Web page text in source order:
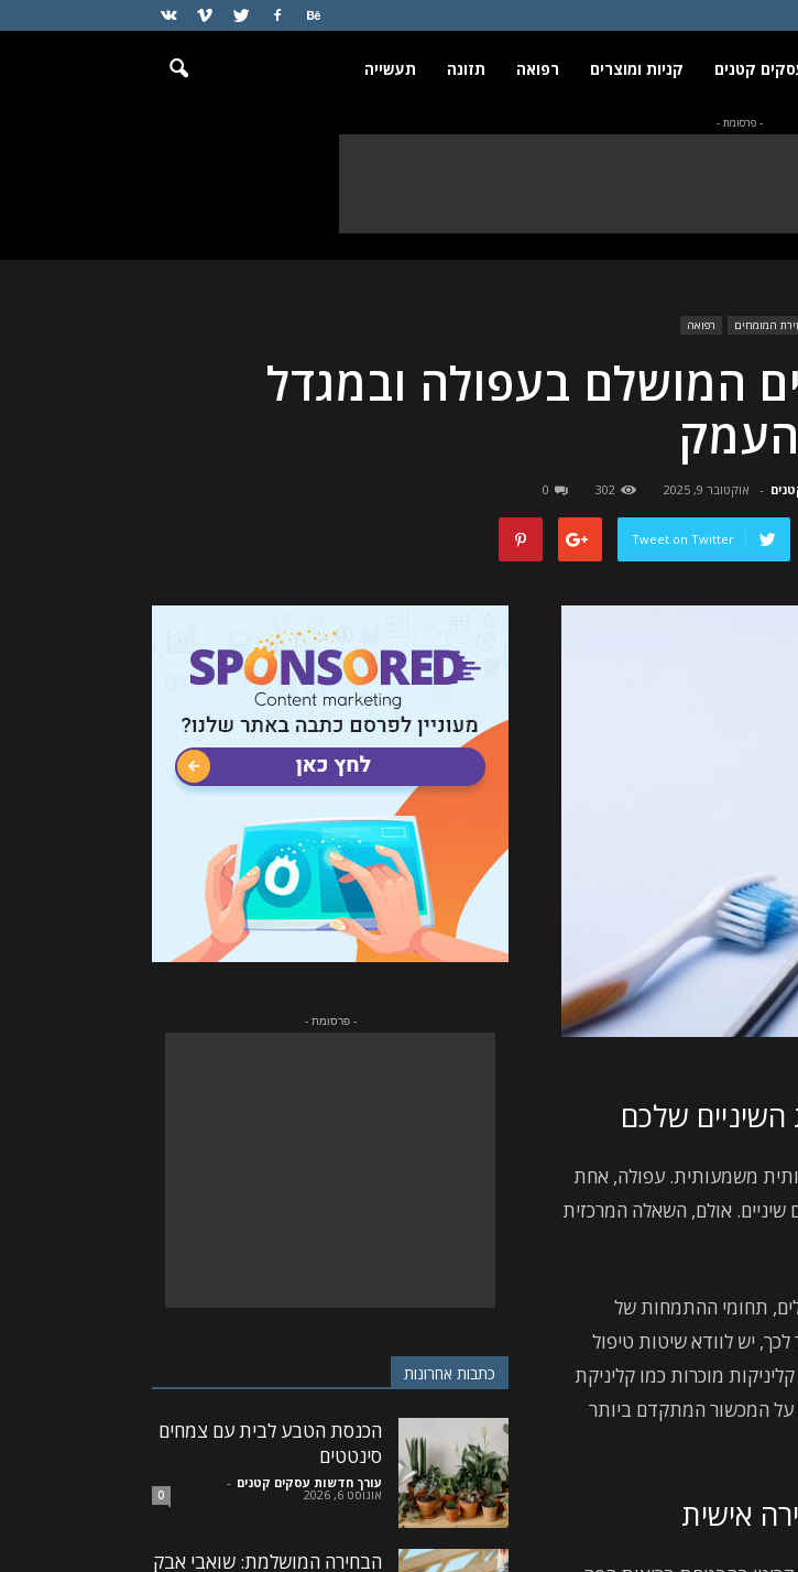
קטנים קניות ומוצרים רפואה תזונה תעשייה
- פרסומת -
זירת המומחים רפואה
המושלם בעפולה ובמגדל
העמק
- אוקטובר 9, 2025 302
0
Tweet on Twitter
השיניים שלכם
משמעותית. עפולה, אחת
שיניים. אולם, השאלה המרכזית
תחומי ההתמחות של
יש לוודא שיטות טיפול
מוכרות כמו קליניקת
על המכשור המתקדם ביותר
אישית
- פרסומת -
כתבות אחרונות
הכנסת הטבע לבית עם צמחים
סינטטים
עורך חדשות עסקים קטנים -
אוגוסט 6, 2026 0
הבחירה המושלמת: שואבי אבק